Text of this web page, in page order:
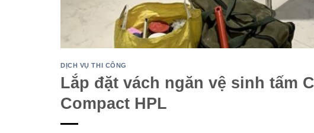
DỊCH VỤ THI CÔNG
Lắp đặt vách ngăn vệ sinh tấm
Compact HPL